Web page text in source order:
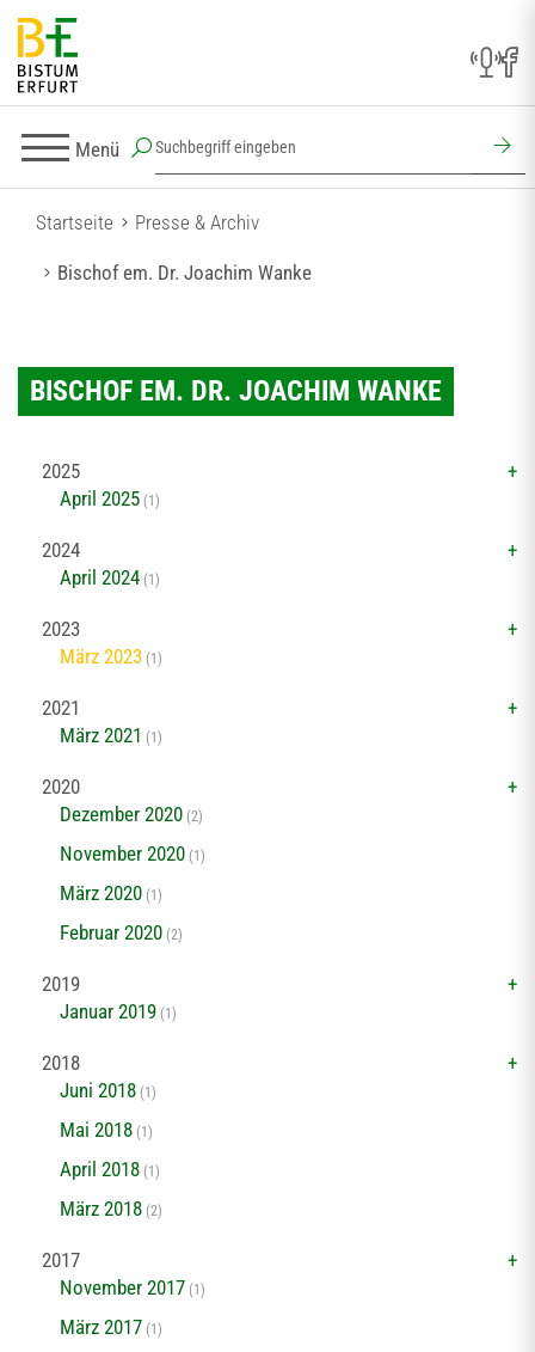
Menü
Startseite Presse & Archiv
Bischof em. Dr. Joachim Wanke
BISCHOF EM. DR. JOACHIM WANKE
2025
April 2025 (1)
2024
April 2024 (1)
2023
März 2023 (1)
2021
März 2021 (1)
2020
Dezember 2020 (2)
November 2020 (1)
März 2020 (1)
Februar 2020 (2)
2019
Januar 2019 (1)
2018
Juni 2018 (1)
Mai 2018 (1)
April 2018 (1)
März 2018 (2)
2017
November 2017 (1)
März 2017 (1)